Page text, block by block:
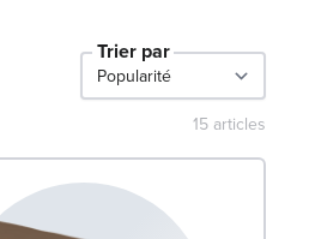
Trier par
15 articles